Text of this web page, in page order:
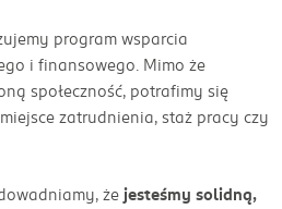
program wsparcia
i finansowego. Mimo że
społeczność, potrafimy się
zatrudnienia, staż pracy czy
że jesteśmy solidną,